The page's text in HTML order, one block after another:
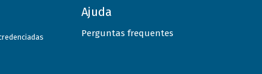
Ajuda
Perguntas frequentes